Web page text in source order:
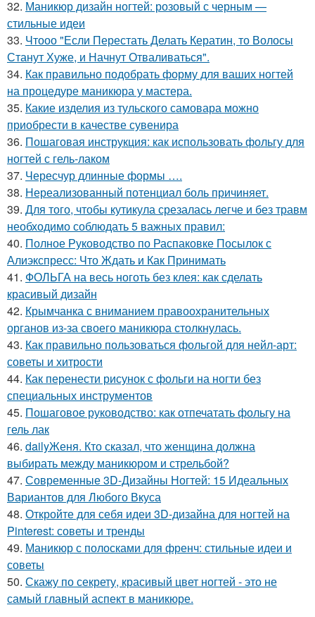
32. Маникюр дизайн ногтей: розовый с черным —
стильные идеи
33. Чтооо "Если Перестать Делать Кератин, то Волосы
Станут Хуже, и Начнут Отваливаться".
34. Как правильно подобрать форму для ваших ногтей
на процедуре маникюра у мастера.
35. Какие изделия из тульского самовара можно
приобрести в качестве сувенира
36. Пошаговая инструкция: как использовать фольгу для
ногтей с гель-лаком
37. Чересчур длинные формы ….
38. Нереализованный потенциал боль причиняет.
39. Для того, чтобы кутикула срезалась легче и без травм
необходимо соблюдать 5 важных правил:
40. Полное Руководство по Распаковке Посылок с
Алиэкспресс: Что Ждать и Как Принимать
41. ФОЛЬГА на весь ноготь без клея: как сделать
красивый дизайн
42. Крымчанка с вниманием правоохранительных
органов из-за своего маникюра столкнулась.
43. Как правильно пользоваться фольгой для нейл-арт:
советы и хитрости
44. Как перенести рисунок с фольги на ногти без
специальных инструментов
45. Пошаговое руководство: как отпечатать фольгу на
гель лак
46. dailyЖеня. Кто сказал, что женщина должна
выбирать между маникюром и стрельбой?
47. Современные 3D-Дизайны Ногтей: 15 Идеальных
Вариантов для Любого Вкуса
48. Откройте для себя идеи 3D-дизайна для ногтей на
Pinterest: советы и тренды
49. Маникюр с полосками для френч: стильные идеи и
советы
50. Скажу по секрету, красивый цвет ногтей - это не
самый главный аспект в маникюре.